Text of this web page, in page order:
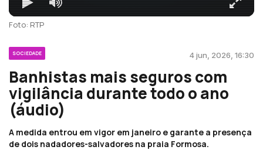
Foto: RTP
SOCIEDADE 4 jun, 2026, 16:30
Banhistas mais seguros com
vigilância durante todo o ano
(áudio)
A medida entrou em vigor em janeiro e garante a presença
de dois nadadores-salvadores na praia Formosa.